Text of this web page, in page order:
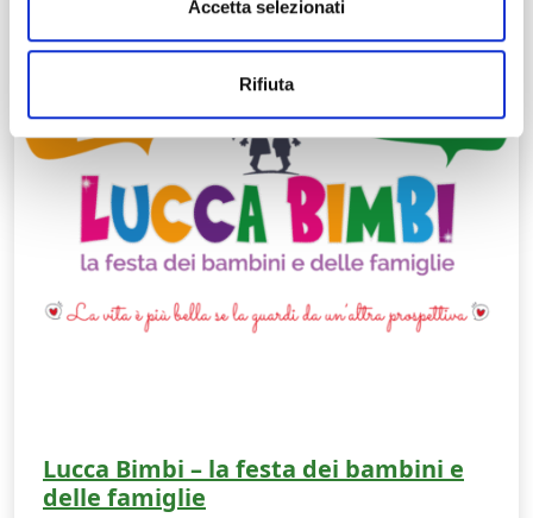
Accetta selezionati
Rifiuta
Lucca Bimbi – la festa dei bambini e
delle famiglie